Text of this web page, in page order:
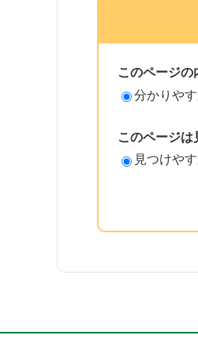
このページ
分かりや
このページ
見つけや